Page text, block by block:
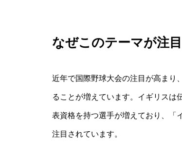
なぜこのテーマが注
近年で国際野球大会の注目が高まり
ることが増えています。イギリスは
表資格を持つ選手が増えており、「
注目されています。